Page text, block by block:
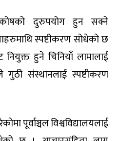
दुरुपयोग हुन सक्ने
स्पष्टीकरण सोधेको छ
नियुक्त हुने चिनियाँ लामालाई
संस्थानलाई स्पष्टीकरण
पूर्वाञ्चल विश्वविद्यालयलाई